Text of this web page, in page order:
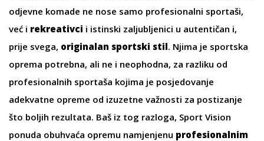
odjevne komade ne nose samo profesionalni sportaši,
već i rekreativci i istinski zaljubljenici u autentičan i,
prije svega, originalan sportski stil. Njima je sportska
oprema potrebna, ali ne i neophodna, za razliku od
profesionalnih sportaša kojima je posjedovanje
adekvatne opreme od izuzetne važnosti za postizanje
što boljih rezultata. Baš iz tog razloga, Sport Vision
ponuda obuhvaća opremu namjenjenu profesionalnim